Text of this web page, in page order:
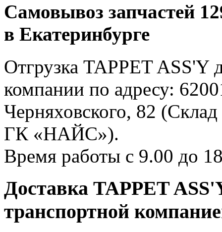
Самовывоз запчастей
в Екатеринбурге
Отгрузка TAPPET ASS'Y
компании по адресу:
Черняховского, 82
ГК «НАЙС»).
Время работы с 9.00 до
Доставка TAPPET
транспортной